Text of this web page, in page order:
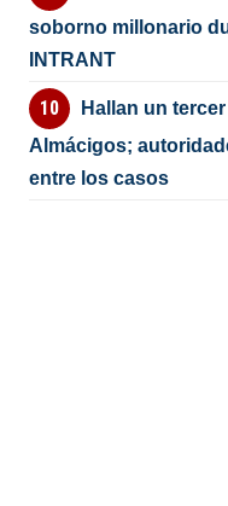
soborno millonario
INTRANT
Hallan un
Almácigos;
entre los casos